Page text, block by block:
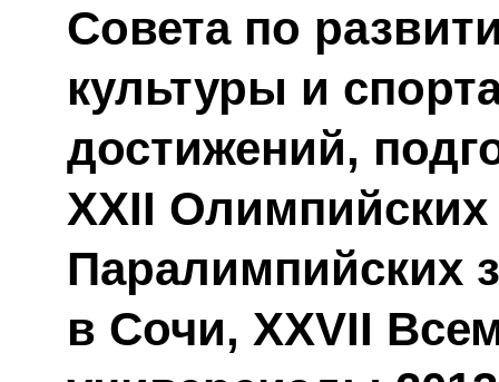
Совета по
культуры и
достижений,
XXII
Паралимпийских
в Сочи, XXVII